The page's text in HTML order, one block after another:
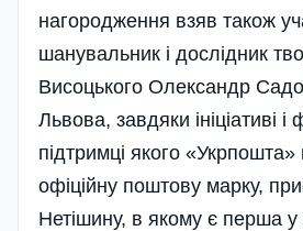
нагоро­дження взяв також
шанувальник і дослідник
Висоцького Олександр
Львова, завдяки іні­ціативі і
підтримці якого
офіційну поштову марку,
Нетішину, в якому є перша у